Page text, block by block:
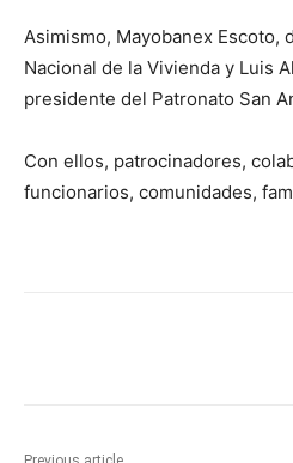
Asimismo, Mayobanex Escoto,
Nacional de la Vivienda y Luis
presidente del Patronato San
Con ellos, patrocinadores,
funcionarios, comunidades,